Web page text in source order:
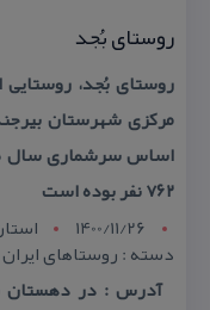
روستای بُجد
روستای بُجد،
مركزی شهرستان
۷۶۲ نفر بوده است
1400/11/26
دسته : روستاهای ایران
آدرس : در دهستان